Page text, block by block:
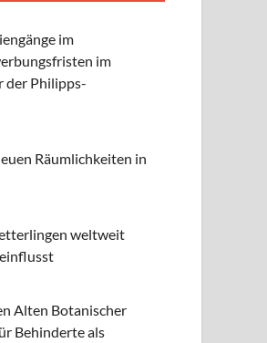
im
im
der Philipps-
Räumlichkeiten in
weltweit
Alten Botanischer
Behinderte als